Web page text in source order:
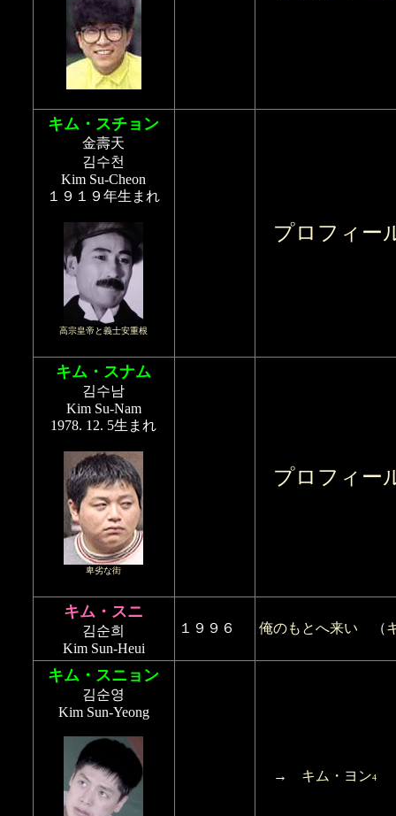
キム・スチョン
金壽天
김수천
Kim Su-Cheon
１９１９年生まれ
高宗皇帝と義士安重根
プロフィー
キム・スナム
김수남
Kim Su-Nam
1978. 12. 5生まれ
卑劣な街
プロフィー
キム・スニ
김순희
Kim Sun-Heui
１９９６ 俺のもとへ来い （
キム・スニョン
김순영
Kim Sun-Yeong
→ キム・ヨン4